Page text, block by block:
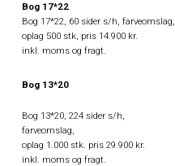
Bog 17*22
Bog 17*22, 60 sider s/h, farveomslag,
oplag 500 stk, pris 14.900 kr.
inkl. moms og fragt.
Bog 13*20
Bog 13*20, 224 sider s/h,
farveomslag,
oplag 1.000 stk. pris 29.900 kr.
inkl. moms og fragt.